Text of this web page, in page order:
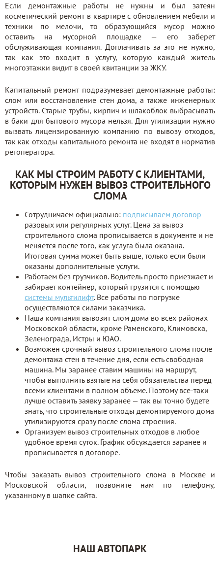
Если демонтажные работы не нужны и был затеян
косметический ремонт в квартире с обновлением мебели и
техники по мелочи, то образующийся мусор можно
оставить на мусорной площадке — его заберет
обслуживающая компания. Доплачивать за это не нужно,
так как это входит в услугу, которую каждый житель
многоэтажки видит в своей квитанции за ЖКУ.
Капитальный ремонт подразумевает демонтажные работы:
слом или восстановление стен дома, а также инженерных
устройств. Старые трубы, кирпич и шлакоблок выбрасывать
в баки для бытового мусора нельзя. Для утилизации нужно
вызвать лицензированную компанию по вывозу отходов,
так как отходы капитального ремонта не входят в норматив
регоператора.
КАК МЫ СТРОИМ РАБОТУ С КЛИЕНТАМИ,
КОТОРЫМ НУЖЕН ВЫВОЗ СТРОИТЕЛЬНОГО
СЛОМА
Сотрудничаем официально: подписываем договор
разовых или регулярных услуг. Цена за вывоз
строительного слома прописывается в документе и не
меняется после того, как услуга была оказана.
Итоговая сумма может быть выше, только если были
оказаны дополнительные услуги.
Работаем без грузчиков. Водитель просто приезжает и
забирает контейнер, который грузится с помощью
системы мультилифт. Все работы по погрузке
осуществляются силами заказчика.
Наша компания вывозит слом дома во всех районах
Московской области, кроме Раменского, Климовска,
Зеленограда, Истры и ЮАО.
Возможен срочный вывоз строительного слома после
демонтажа стен в течение дня, если есть свободная
машина. Мы заранее ставим машины на маршрут,
чтобы выполнить взятые на себя обязательства перед
всеми клиентами в полном объеме. Поэтому все-таки
лучше оставить заявку заранее — так вы точно будете
знать, что строительные отходы демонтируемого дома
утилизируются сразу после слома строения.
Организуем вывоз строительных отходов в любое
удобное время суток. График обсуждается заранее и
прописывается в договоре.
Чтобы заказать вывоз строительного слома в Москве и
Московской области, позвоните нам по телефону,
указанному в шапке сайта.
НАШ АВТОПАРК